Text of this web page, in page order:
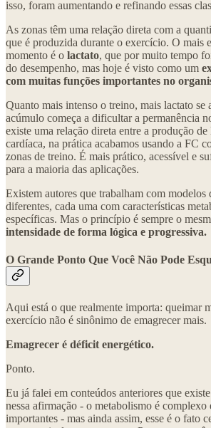
isso, foram aumentando e refinando essas
As zonas têm uma relação direta com a
que é produzida durante o exercício. O mais
momento é o lactato, que por muito tempo
do desempenho, mas hoje é visto como um
com muitas funções importantes no
Quanto mais intenso o treino, mais lactato se
acúmulo começa a dificultar a permanência
existe uma relação direta entre a produção
cardíaca, na prática acabamos usando a FC
zonas de treino. É mais prático, acessível e
para a maioria das aplicações.
Existem autores que trabalham com modelos
diferentes, cada uma com características
específicas. Mas o princípio é sempre o
intensidade de forma lógica e progressiva.
O Grande Ponto Que Você Não Pode
Aqui está o que realmente importa: queimar
exercício não é sinônimo de emagrecer mais.
Emagrecer é déficit energético.
Ponto.
Eu já falei em conteúdos anteriores que
nessa afirmação - o metabolismo é complexo
importantes - mas ainda assim, esse é o fato